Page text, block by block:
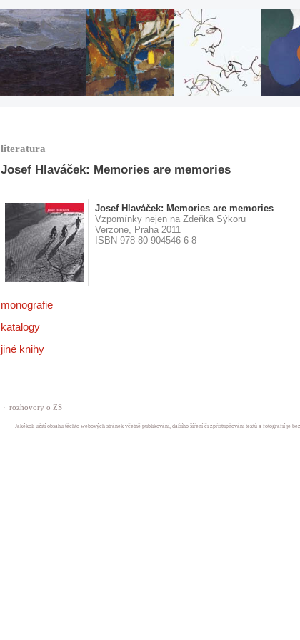
literatura
Josef Hlaváček: Memories are memories
Josef Hlaváček: Memories are memories
Vzpomínky nejen na Zdeňka Sýkoru
Verzone, Praha 2011
ISBN 978-80-904546-6-8
monografie
katalogy
jiné knihy
· rozhovory o ZS
Jakékoli užití obsahu těchto webových stránek včetně publikování, dalšího šíření či zpřístupňování textů a fotografií je